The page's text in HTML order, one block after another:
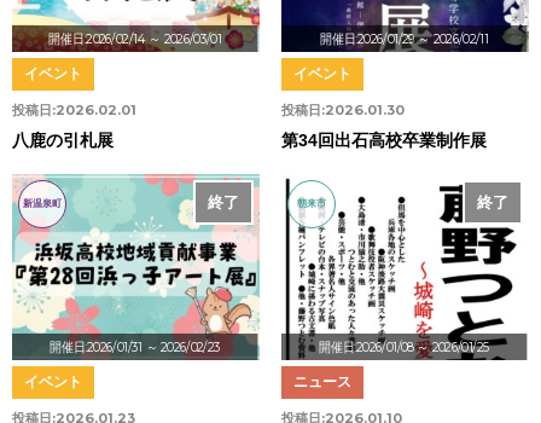
開催日:2026/02/14～ 2026/03/01
投稿日:2026.02.01
イベント
八鹿の引札展
開催日:2026/01/29～ 2026/02/11
投稿日:2026.01.30
イベント
第34回出石高校卒業制作展
開催日:2026/01/31 ～ 2026/02/23
終了
新温泉町
投稿日:2026.01.23
イベント
開催日:2026/01/08～ 2026/01/25
終了
朝来市
投稿日:2026.01.10
ニュース